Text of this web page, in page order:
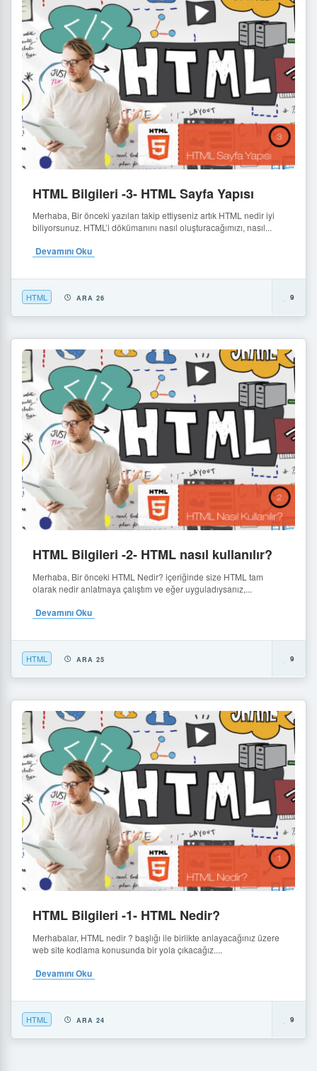
HTML Bilgileri -3- HTML Sayfa Yapısı
Merhaba, Bir önceki yazıları takip ettiyseniz artık HTML nedir iyi
biliyorsunuz. HTML’i dökümanını nasıl oluşturacağımızı, nasıl...
Devamını Oku
HTML ARA 26 9
HTML Bilgileri -2- HTML nasıl kullanılır?
Merhaba, Bir önceki HTML Nedir? içeriğinde size HTML tam
olarak nedir anlatmaya çalıştım ve eğer uyguladıysanız,...
Devamını Oku
HTML ARA 25 9
HTML Bilgileri -1- HTML Nedir?
Merhabalar, HTML nedir ? başlığı ile birlikte anlayacağınız üzere
web site kodlama konusunda bir yola çıkacağız....
Devamını Oku
HTML ARA 24 9